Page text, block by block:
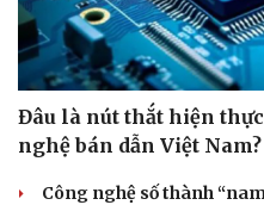
Di sản
Đâu là nút thắt hiện
nghệ bán dẫn Việt Nam?
Công nghệ số thành